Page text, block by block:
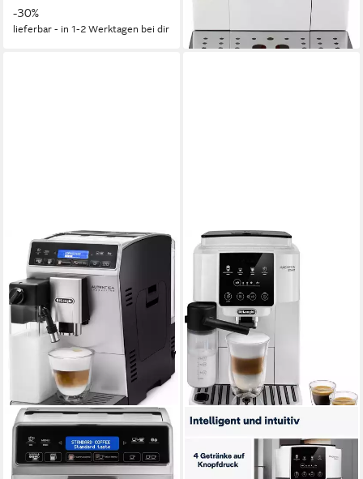
-30%
lieferbar - in 1-2 Werktagen bei dir lieferbar - in 1-2 Werktagen bei dir